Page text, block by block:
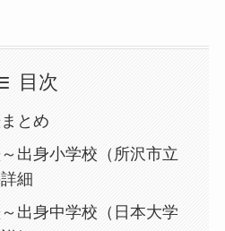
目次
とめ
出身小学校（所沢市立
細
出身中学校（日本大学